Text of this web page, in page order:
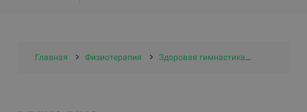
Главная Физиотерапия Здоровая гимнастика